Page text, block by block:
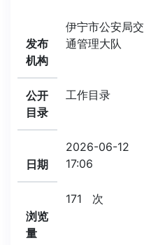
发布
机构
伊宁市公安局交
通管理大队
公开
目录
工作目录
日期
2026-06-12
17:06
浏览
量
171 次